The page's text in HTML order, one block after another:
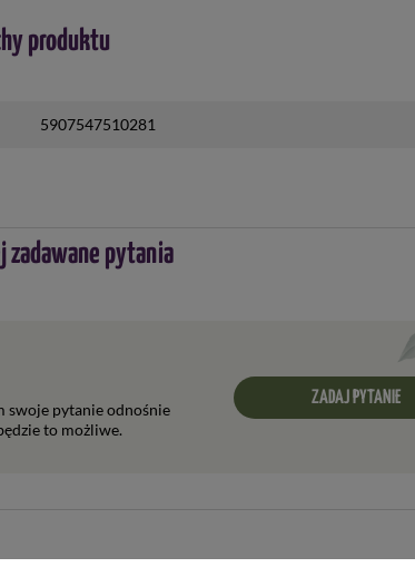
produktu
5907547510281
zadawane pytania
swoje pytanie odnośnie
to możliwe.
ZADAJ PYTANIE